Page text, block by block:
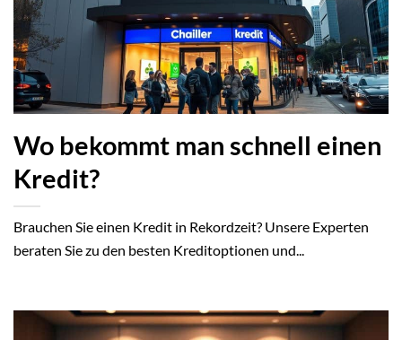
Wo bekommt man schnell einen
Kredit?
Brauchen Sie einen Kredit in Rekordzeit? Unsere Experten
beraten Sie zu den besten Kreditoptionen und...